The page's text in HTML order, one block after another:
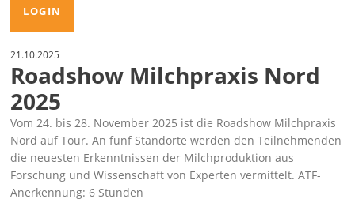
LOGIN
21.10.2025
Roadshow Milchpraxis Nord
2025
Vom 24. bis 28. November 2025 ist die Roadshow Milchpraxis
Nord auf Tour. An fünf Standorte werden den Teilnehmenden
die neuesten Erkenntnissen der Milchproduktion aus
Forschung und Wissenschaft von Experten vermittelt. ATF-
Anerkennung: 6 Stunden